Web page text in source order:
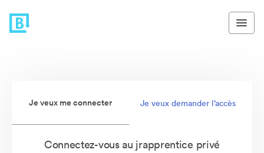
Je veux me connecter Je veux demander l’accès
Connectez-vous au jrapprentice privé